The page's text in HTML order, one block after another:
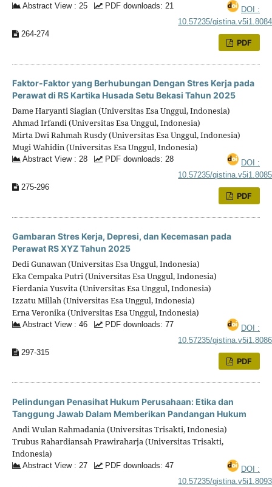
Abstract View : 25 PDF downloads: 21
DOI :
10.57235/qistina.v5i1.8084
264-274
PDF
Faktor-Faktor yang Berhubungan Dengan Stres Kerja pada
Perawat di RS Kartika Husada Setu Bekasi Tahun 2025
Dame Haryanti Siagian (Universitas Esa Unggul, Indonesia)
Ahmad Irfandi (Universitas Esa Unggul, Indonesia)
Mirta Dwi Rahmah Rusdy (Universitas Esa Unggul, Indonesia)
Mugi Wahidin (Universitas Esa Unggul, Indonesia)
Abstract View : 28 PDF downloads: 28
DOI :
10.57235/qistina.v5i1.8085
275-296
PDF
Gambaran Stres Kerja, Depresi, dan Kecemasan pada
Perawat RS XYZ Tahun 2025
Dedi Gunawan (Universitas Esa Unggul, Indonesia)
Eka Cempaka Putri (Universitas Esa Unggul, Indonesia)
Fierdania Yusvita (Universitas Esa Unggul, Indonesia)
Izzatu Millah (Universitas Esa Unggul, Indonesia)
Erna Veronika (Universitas Esa Unggul, Indonesia)
Abstract View : 46 PDF downloads: 77
DOI :
10.57235/qistina.v5i1.8086
297-315
PDF
Pelindungan Penasihat Hukum Perusahaan: Etika dan
Tanggung Jawab Dalam Memberikan Pandangan Hukum
Andi Wulan Rahmadania (Universitas Trisakti, Indonesia)
Trubus Rahardiansah Prawiraharja (Universitas Trisakti,
Indonesia)
Abstract View : 27 PDF downloads: 47
DOI :
10.57235/qistina.v5i1.8093